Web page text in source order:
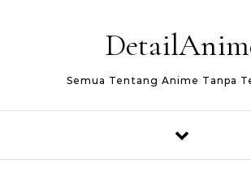
Semua Tentang Anime Tanpa